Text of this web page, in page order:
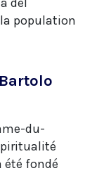
population
du-
été fondé